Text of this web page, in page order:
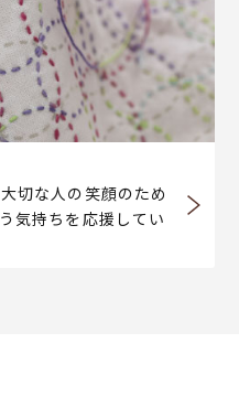
切な人の笑顔のため
気持ちを応援してい